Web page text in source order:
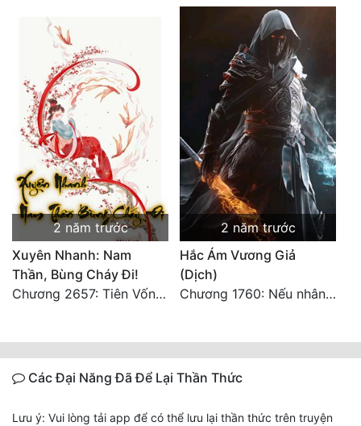
2 năm trước
Xuyên Nhanh: Nam
Thần, Bùng Cháy Đi!
Chương 2657: Tiên Vốn Vô Lương (15). HẾT.
2 năm trước
Hắc Ám Vương Giả
(Dịch)
Chương 1760: Nếu nhân sinh như lần đầu gặp gỡ
Các Đại Năng Đã Để Lại Thần Thức
Lưu ý: Vui lòng tải app để có thể lưu lại thần thức trên truyện